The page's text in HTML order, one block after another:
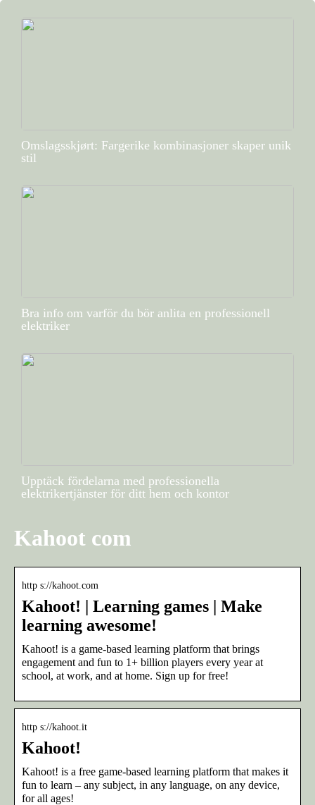
Omslagsskjørt: Fargerike kombinasjoner skaper unik
stil
Bra info om varför du bör anlita en professionell
elektriker
Upptäck fördelarna med professionella
elektrikertjänster för ditt hem och kontor
Kahoot com
http s://kahoot.com
Kahoot! | Learning games | Make
learning awesome!
Kahoot! is a game-based learning platform that brings
engagement and fun to 1+ billion players every year at
school, at work, and at home. Sign up for free!
http s://kahoot.it
Kahoot!
Kahoot! is a free game-based learning platform that makes it
fun to learn – any subject, in any language, on any device,
for all ages!